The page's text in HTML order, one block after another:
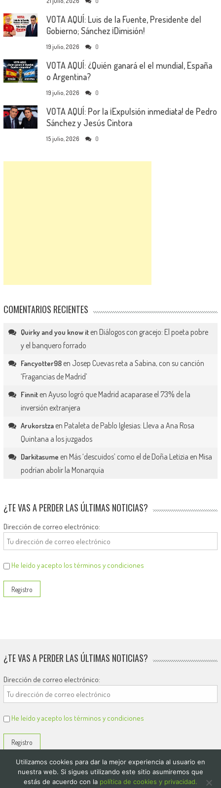
VOTA AQUÍ: Luis de la Fuente, Presidente del
Gobierno; Sánchez ¡Dimisión!
19 julio, 2026 0
VOTA AQUÍ: ¿Quién ganará el el mundial, España
o Argentina?
19 julio, 2026 0
VOTA AQUÍ: Por la ¡Expulsión inmediata! de Pedro
Sánchez y Jesús Cintora
15 julio, 2026 0
COMENTARIOS RECIENTES
Quirky and you know iten Diálogos con gracejo: El poeta pobre
y el banquero forrado
Fancyotter98en Josep Cuevas reta a Sabina, con su canción
‘Fragancias de Madrid’
Finniten Ayuso logró que Madrid acaparase el 73% de la
inversión extranjera
Arukorstzaen Pataleta de Pablo Iglesias: Lleva a Ana Rosa
Quintana a los juzgados
Darkitasume en Más ‘descuidos’ como el de Doña Letizia en Misa
podrían abolir la Monarquía
¿TE VAS A PERDER LAS ÚLTIMAS NOTICIAS?
Dirección de correo electrónico:
He leído y acepto los términos y condiciones
¿TE VAS A PERDER LAS ÚLTIMAS NOTICIAS?
Dirección de correo electrónico:
He leído y acepto los términos y condiciones
Utilizamos cookies para dar la mejor experiencia al usuario en
nuestra web. Si sigues utilizando este sitio asumiremos que
estás de acuerdo con la política de cookies y privacidad.